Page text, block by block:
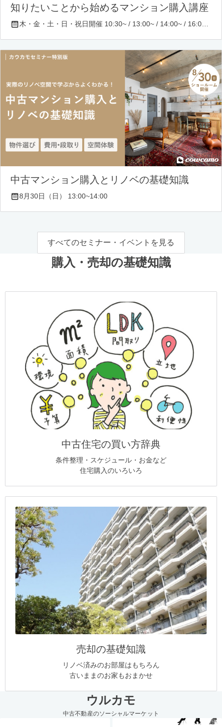
知りたいことから始めるマンション購入講座
木・金・土・日・祝日開催 10:30~ / 13:00~ / 14:00~ / 16:00~ / 17:00~/ 18:30~/ 19:30~
中古マンション購入とリノベの基礎知識
8月30日（日） 13:00~14:00
すべてのセミナー・イベントを見る
購入・売却の基礎知識
中古住宅の買い方辞典
条件整理・スケジュール・お金など
住宅購入のいろいろ
売却の基礎知識
リノベ済みのお部屋はもちろん
古いままのお家もおまかせ
ウルカモ
中古不動産のソーシャルマーケット